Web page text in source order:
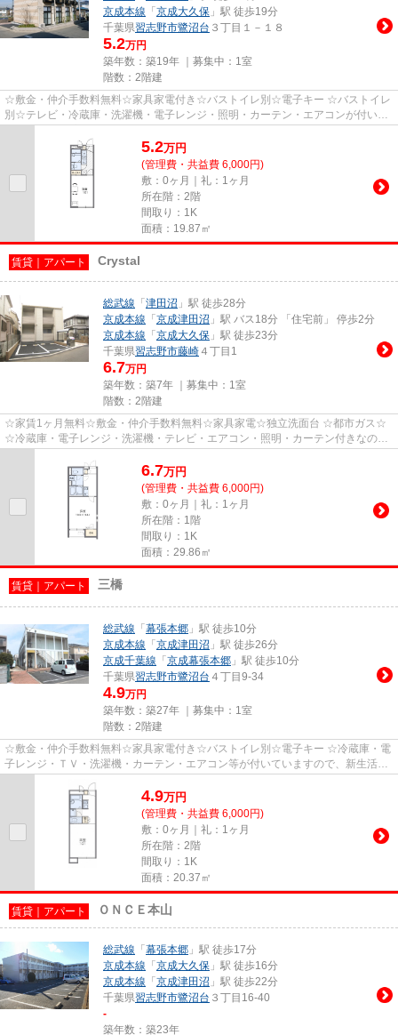
京成本線 「 京成大久保 」駅 徒歩19分
千葉県習志野市鷺沼台 ３丁目１－１８
5.2万円
築年数：築19年 ｜募集中： 1室
階数：2階建
☆敷金・仲介手数料無料☆家具家電付き☆バストイレ別☆電子キー ☆バストイレ
別☆テレビ・冷蔵庫・洗濯機・電子レンジ・照明・カーテン・エアコンが付いて
5.2万円
(管理費・共益費 6,000円)
敷：0ヶ月｜礼：1ヶ月
所在階：2階
間取り：1K
面積：19.87㎡
賃貸｜アパート Crystal
総武線 「 津田沼 」駅 徒歩28分
京成本線 「 京成津田沼 」駅 バス18分 「住宅前」 停歩2分
京成本線 「 京成大久保 」駅 徒歩23分
千葉県習志野市藤崎 ４丁目1
6.7万円
築年数：築7年 ｜募集中： 1室
階数：2階建
☆家賃1ヶ月無料☆敷金・仲介手数料無料☆家具家電☆独立洗面台 ☆都市ガス☆
☆冷蔵庫・電子レンジ・洗濯機・テレビ・エアコン・照明・カーテン付きなの
6.7万円
(管理費・共益費 6,000円)
敷：0ヶ月｜礼：1ヶ月
所在階：1階
間取り：1K
面積：29.86㎡
賃貸｜アパート 三橋
総武線 「 幕張本郷 」駅 徒歩10分
京成本線 「 京成津田沼 」駅 徒歩26分
京成千葉線 「 京成幕張本郷 」駅 徒歩10分
千葉県習志野市鷺沼台 ４丁目9-34
4.9万円
築年数：築27年 ｜募集中： 1室
階数：2階建
☆敷金・仲介手数料無料☆家具家電付き☆バストイレ別☆電子キー ☆冷蔵庫・電
子レンジ・ＴＶ・洗濯機・カーテン・エアコン等が付いていますので、新生活が
4.9万円
(管理費・共益費 6,000円)
敷：0ヶ月｜礼：1ヶ月
所在階：2階
間取り：1K
面積：20.37㎡
賃貸｜アパート ＯＮＣＥ本山
総武線 「 幕張本郷 」駅 徒歩17分
京成本線 「 京成大久保 」駅 徒歩16分
京成本線 「 京成津田沼 」駅 徒歩22分
千葉県習志野市鷺沼台 ３丁目16-40
-
築年数：築23年